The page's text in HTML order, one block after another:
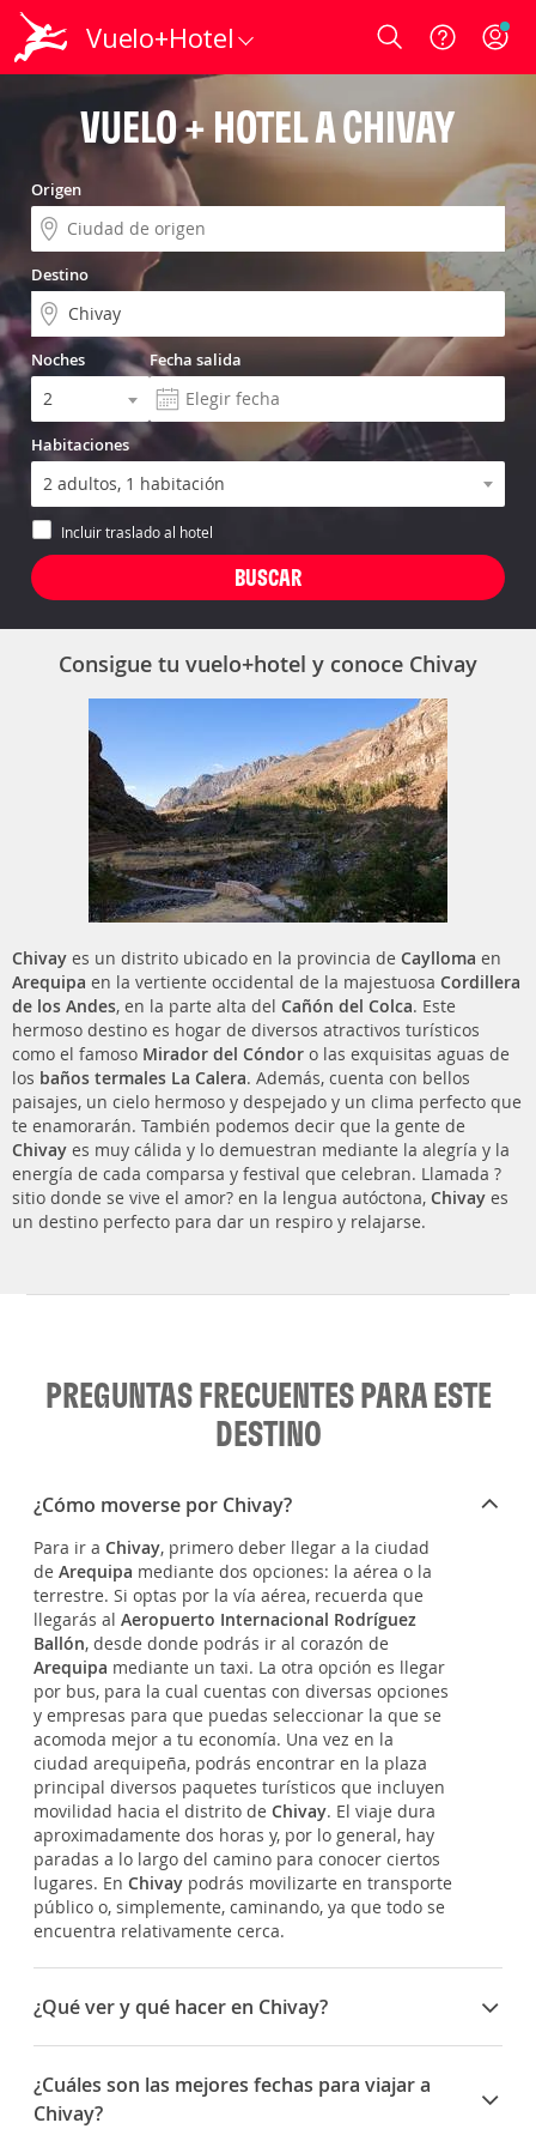
Vuelo+Hotel Login
VUELO + HOTEL A CHIVAY
Origen
Destino
Noches Fecha salida
Habitaciones
Incluir traslado al hotel
Consigue tu vuelo+hotel y conoce Chivay
Chivay es un distrito ubicado en la provincia de Caylloma en
Arequipa en la vertiente occidental de la majestuosa Cordillera
de los Andes, en la parte alta del Cañón del Colca. Este
hermoso destino es hogar de diversos atractivos turísticos
como el famoso Mirador del Cóndor o las exquisitas aguas de
los baños termales La Calera. Además, cuenta con bellos
paisajes, un cielo hermoso y despejado y un clima perfecto que
te enamorarán. También podemos decir que la gente de
Chivay es muy cálida y lo demuestran mediante la alegría y la
energía de cada comparsa y festival que celebran. Llamada ?
sitio donde se vive el amor? en la lengua autóctona, Chivay es
un destino perfecto para dar un respiro y relajarse.
PREGUNTAS FRECUENTES PARA ESTE
DESTINO
¿Cómo moverse por Chivay?
Para ir a Chivay, primero deber llegar a la ciudad
de Arequipa mediante dos opciones: la aérea o la
terrestre. Si optas por la vía aérea, recuerda que
llegarás al Aeropuerto Internacional Rodríguez
Ballón, desde donde podrás ir al corazón de
Arequipa mediante un taxi. La otra opción es llegar
por bus, para la cual cuentas con diversas opciones
y empresas para que puedas seleccionar la que se
acomoda mejor a tu economía. Una vez en la
ciudad arequipeña, podrás encontrar en la plaza
principal diversos paquetes turísticos que incluyen
movilidad hacia el distrito de Chivay. El viaje dura
aproximadamente dos horas y, por lo general, hay
paradas a lo largo del camino para conocer ciertos
lugares. En Chivay podrás movilizarte en transporte
público o, simplemente, caminando, ya que todo se
encuentra relativamente cerca.
¿Qué ver y qué hacer en Chivay?
EnChivaytendrás la oportunidad de conocer
distintos y hermosos paisajes naturales que te
sorprenderán en tu recorrido. Aquí te indicaremos
cuáles son los principales lugares que debes visitar
¿Cuáles son las mejores fechas para viajar a
Chivay?